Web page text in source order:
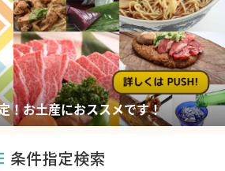
！お土産におススメです！
条件指定検索